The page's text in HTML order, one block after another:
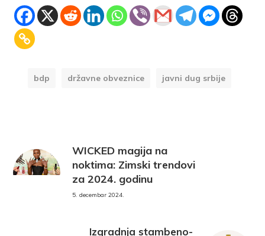
bdp državne obveznice javni dug srbije
WICKED magija na
noktima: Zimski trendovi
za 2024. godinu
5. decembar 2024.
Izgradnja stambeno-